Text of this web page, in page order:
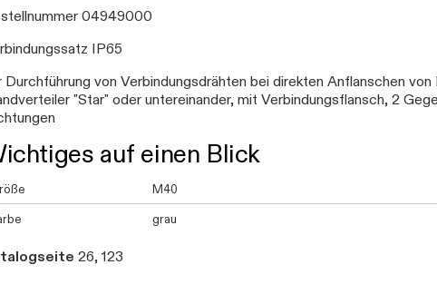
04949000
IP65
Durchführung von Verbindungsdrähten bei direkten Anflanschen
"Star" oder untereinander, mit Verbindungsflansch, 2
auf einen Blick
M40
grau
26, 123